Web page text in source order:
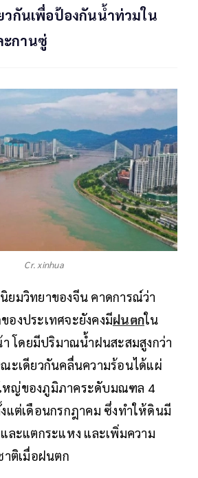
วกันเพื่อป้องกันน้ำท่วมใน
กานซู่
Cr. xinhua
ยมวิทยาของจีน คาดการณ์ว่า
งประเทศจะยังคงมีฝนตกใน
โดยมีปริมาณน้ำฝนสะสมสูงกว่า
ะเดียวกันคลื่นความร้อนได้แผ่
ญ่ของภูมิภาคระดับมณฑล 4
แต่เดือนกรกฎาคม ซึ่งทำให้ดินมี
ละแตกระแหง และเพิ่มความ
าติเมื่อฝนตก